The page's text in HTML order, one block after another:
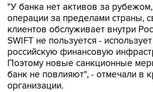
"У банка нет активов за
операции за пределами страны,
клиентов обслуживает внутри
SWIFT не пользуется -
российскую финансовую
Поэтому новые санкционные
банк не повлияют", - отмечали в
организации.